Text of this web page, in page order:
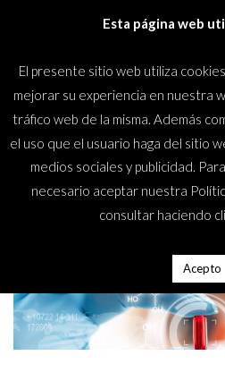
(presiona
tecla
Intro)
Inicio > Institutos/
Institutos/
Esta página web
El presente sitio web utiliza
mejorar su experiencia en nuestra
tráfico web de la misma. Además
el uso que el usuario haga del sitio
medios sociales y publicidad.
necesario aceptar nuestra
consultar haciendo
Acepto